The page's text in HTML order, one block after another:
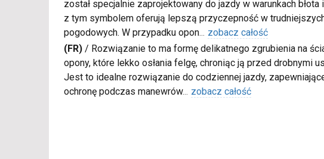
został specjalnie zaprojektowany do jazdy w warunkach błota
z tym symbolem oferują lepszą przyczepność w
pogodowych. W przypadku opon... zobacz całość
(FR) / Rozwiązanie to ma formę delikatnego zgrubienia na
opony, które lekko osłania felgę, chroniąc ją przed drobnymi
Jest to idealne rozwiązanie do codziennej jazdy,
ochronę podczas manewrów... zobacz całość